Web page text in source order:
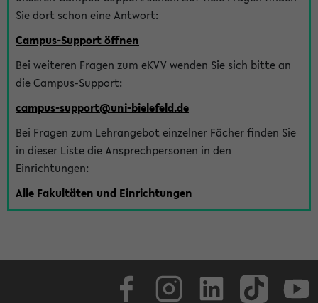
Sie dort schon eine Antwort:
Campus-Support öffnen
Bei weiteren Fragen zum eKVV wenden Sie sich bitte an
die Campus-Support:
campus-support@uni-bielefeld.de
Bei Fragen zum Lehrangebot einzelner Fächer finden Sie
in dieser Liste die Ansprechpersonen in den
Einrichtungen:
Alle Fakultäten und Einrichtungen